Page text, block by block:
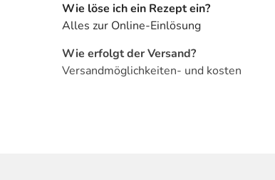
Wie löse ich ein Rezept ein?
Alles zur Online-Einlösung
Wie erfolgt der Versand?
Versandmöglichkeiten- und kosten